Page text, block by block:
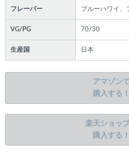
フレーバー ブルーハワイ、
VG/PG 70/30
生産国 日本
アマゾン
購入する！
楽天ショッ
購入する！